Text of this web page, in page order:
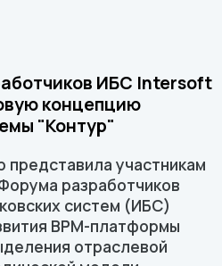
ИБС Intersoft
концепцию
"Контур"
участникам
разработчиков
систем (ИБС)
BPM-платформы
отраслевой